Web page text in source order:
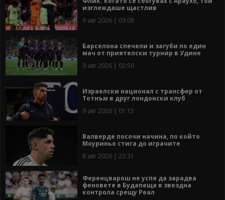
изглеждаше щастлив
9 авг 2026 | 03:08
Барселона спечели и загуби по един
мач от приятелски турнир в Удине
9 авг 2026 | 02:50
Израелски национал с трансфер от
Тотнъм в друг лондонски клуб
9 авг 2026 | 01:15
Валверде посочи начина, по който
Моуриньо стига до играчите
8 авг 2026 | 23:31
Ференцварош не успя да зарадва
феновете в Будапеща в звездна
контрола срещу Реал